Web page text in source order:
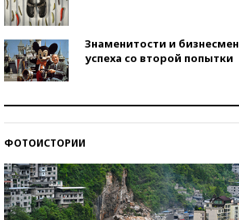
Знаменитости и
успеха со второй попытки
ФОТОИСТОРИИ